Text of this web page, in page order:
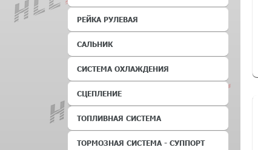
РЕЙКА РУЛЕВАЯ
САЛЬНИК
СИСТЕМА ОХЛАЖДЕНИЯ
СЦЕПЛЕНИЕ
ТОПЛИВНАЯ СИСТЕМА
ТОРМОЗНАЯ СИСТЕМА - СУППОРТ